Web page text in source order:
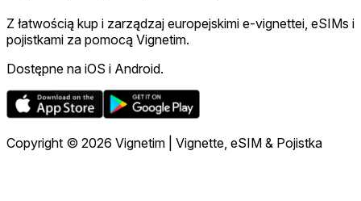
Z łatwością kup i zarządzaj europejskimi e-vignettei, eSIMs i
pojistkami za pomocą Vignetim.
Dostępne na iOS i Android.
Copyright © 2026 Vignetim | Vignette, eSIM & Pojistka